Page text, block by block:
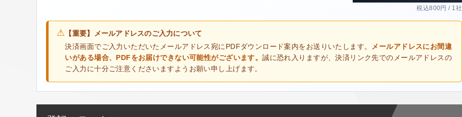
税込800円 / 1社
⚠ 【重要】メールアドレスのご入力について
決済画面でご入力いただいたメールアドレス宛にPDFダウンロード案内をお送りいたします。 メールアドレスにお間違
いがある場合、PDFをお届けできない可能性がございます。誠に恐れ入りますが、決済リンク先でのメールアドレスの
ご入力に十分ご注意くださいますようお願い申し上げます。